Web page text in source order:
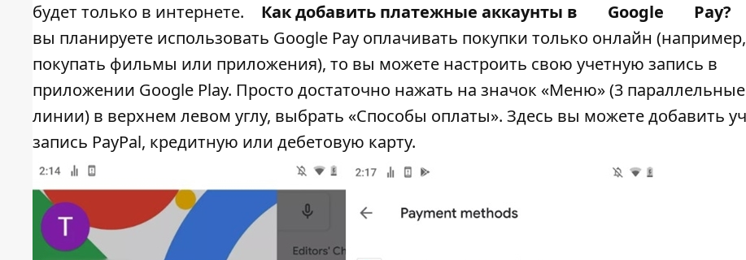
будет только в интернете.
Как добавить платежные аккаунты в Google Pay?
вы планируете использовать Google Pay оплачивать покупки только онлайн (например,
покупать фильмы или приложения), то вы можете настроить свою учетную запись в
приложении Google Play. Просто достаточно нажать на значок «Меню» (3 параллельные
линии) в верхнем левом углу, выбрать «Способы оплаты». Здесь вы можете добавить
запись PayPal, кредитную или дебетовую карту.